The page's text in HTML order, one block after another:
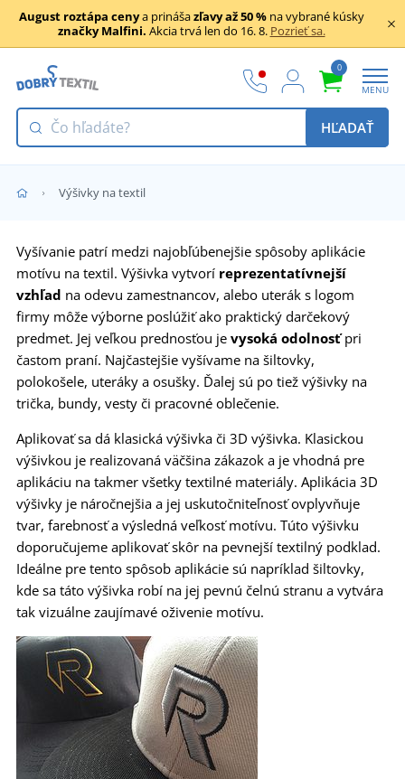
August roztápa cenya prinášazľavy až 50 %na vybrané kúsky
značky Malfini. Akcia trvá len do 16. 8. Pozrieť sa.
0
MENU
HĽADAŤ
Výšivky na textil
Vyšívanie patrí medzi najobľúbenejšie spôsoby aplikácie
motívu na textil. Výšivka vytvorí reprezentatívnejší
vzhľad na odevu zamestnancov, alebo uterák s logom
firmy môže výborne poslúžiť ako praktický darčekový
predmet. Jej veľkou prednosťou je vysoká odolnosťpri
častom praní. Najčastejšie vyšívame na šiltovky,
polokošele, uteráky a osušky. Ďalej sú po tiež výšivky na
trička, bundy, vesty či pracovné oblečenie.
Aplikovať sa dá klasická výšivka či 3D výšivka. Klasickou
výšivkou je realizovaná väčšina zákazok a je vhodná pre
aplikáciu na takmer všetky textilné materiály. Aplikácia 3D
výšivky je náročnejšia a jej uskutočniteľnosť ovplyvňuje
tvar, farebnosť a výsledná veľkosť motívu. Túto výšivku
doporučujeme aplikovať skôr na pevnejší textilný podklad.
Ideálne pre tento spôsob aplikácie sú napríklad šiltovky,
kde sa táto výšivka robí na jej pevnú čelnú stranu a vytvára
tak vizuálne zaujímavé oživenie motívu.